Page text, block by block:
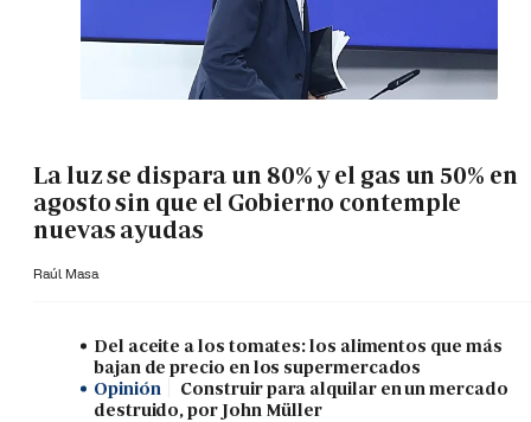
La luz se dispara un 80% y el gas un 50% en
agosto sin que el Gobierno contemple
nuevas ayudas
Raúl Masa
Del aceite a los tomates: los alimentos que más
bajan de precio en los supermercados
Opinión
Construir para alquilar en un mercado
destruido, por John Müller